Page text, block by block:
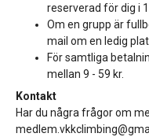
reserverad för dig i
Om en grupp är
mail om en ledig
För samtliga
mellan 9 - 59 kr.
Kontakt
Har du några frågor om